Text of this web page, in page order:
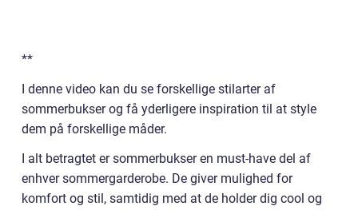
**
I denne video kan du se forskellige stilarter af
sommerbukser og få yderligere inspiration til at style
dem på forskellige måder.
I alt betragtet er sommerbukser en must-have del af
enhver sommergarderobe. De giver mulighed for
komfort og stil, samtidig med at de holder dig cool og